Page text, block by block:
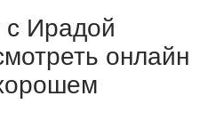
с Ирадой
онлайн